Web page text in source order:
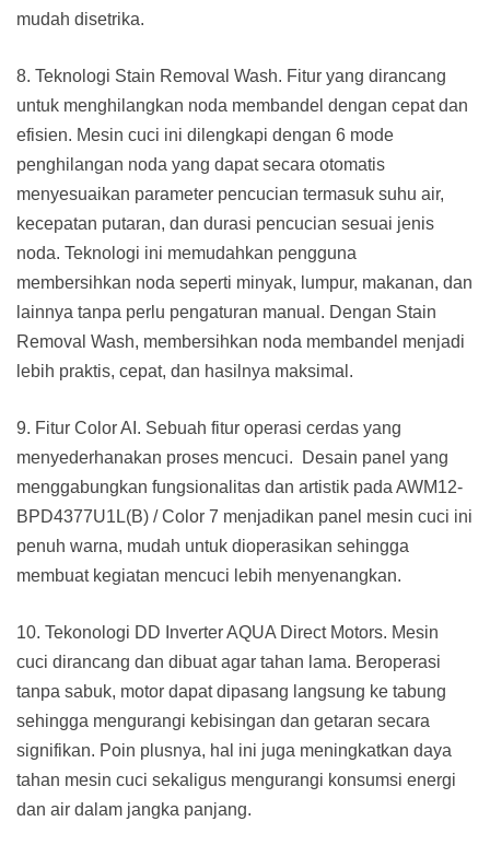
mudah disetrika.
8. Teknologi Stain Removal Wash. Fitur yang dirancang
untuk menghilangkan noda membandel dengan cepat dan
efisien. Mesin cuci ini dilengkapi dengan 6 mode
penghilangan noda yang dapat secara otomatis
menyesuaikan parameter pencucian termasuk suhu air,
kecepatan putaran, dan durasi pencucian sesuai jenis
noda. Teknologi ini memudahkan pengguna
membersihkan noda seperti minyak, lumpur, makanan, dan
lainnya tanpa perlu pengaturan manual. Dengan Stain
Removal Wash, membersihkan noda membandel menjadi
lebih praktis, cepat, dan hasilnya maksimal.
9. Fitur Color AI. Sebuah fitur operasi cerdas yang
menyederhanakan proses mencuci. Desain panel yang
menggabungkan fungsionalitas dan artistik pada AWM12-
BPD4377U1L(B) / Color 7 menjadikan panel mesin cuci ini
penuh warna, mudah untuk dioperasikan sehingga
membuat kegiatan mencuci lebih menyenangkan.
10. Tekonologi DD Inverter AQUA Direct Motors. Mesin
cuci dirancang dan dibuat agar tahan lama. Beroperasi
tanpa sabuk, motor dapat dipasang langsung ke tabung
sehingga mengurangi kebisingan dan getaran secara
signifikan. Poin plusnya, hal ini juga meningkatkan daya
tahan mesin cuci sekaligus mengurangi konsumsi energi
dan air dalam jangka panjang.